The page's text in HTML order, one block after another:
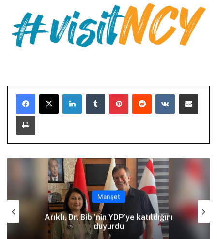
LinkedInTumblr PinterestReddit VKontakteE-Posta ile paylaş
Yazdır
Manşet
Kızılbaş Parkı önünde kanalizasyon
çalışması: Şht. Ecvet Yusuf Caddesi
trafiğe kapatılacak